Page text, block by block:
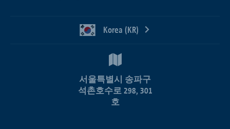
Korea (KR)
서울특별시 송파구
석촌호수로 298, 301
호